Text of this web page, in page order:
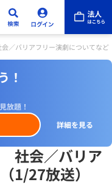
／バリアフリー演劇についてなど
！
放題！
詳細を見る
社会／バリア
1/27放送）